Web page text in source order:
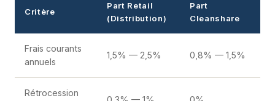
Critère
Part Retail
(Distribution)
Part
Cleanshare
Frais courants
annuels
1,5% — 2,5% 0,8% — 1,5%
Rétrocession